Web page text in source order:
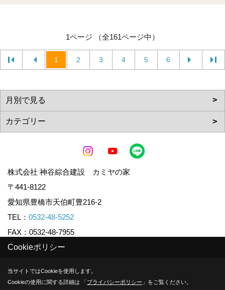
1ページ （全161ページ中）
1 2 3 4 5 6
株式会社 神谷綜合建設 カミヤの家
〒441-8122
愛知県豊橋市天伯町豊216-2
TEL： 0532-48-5252
FAX：0532-48-7955
Copyright (c) KAMIYA CO.,LTD. All Rights Reserved.
Produced byゴデスクリエイト
Cookieポリシー
当サイトではCookieを使用します。
Cookieの使用に関する詳細は 「プライバシーポリシー 」をご覧ください。